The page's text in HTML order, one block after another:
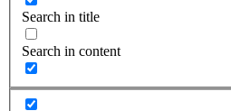
Search in title
Search in content